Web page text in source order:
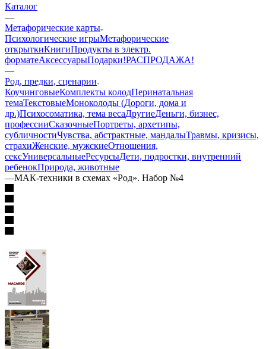
Каталог
—
Mетафорические карты
Психологические игрыМетафорические
открыткиКнигиПродукты в электр.
форматеАксессуарыПодарки!РАСПРОДАЖА!
—
Род, предки, сценарии
КоучинговыеКомплекты колодПеринатальная
темаТекстовыеМоноколоды (Дороги, дома и
др.)Психосоматика, тема весаДругиеДеньги, бизнес,
профессииСказочныеПортреты, архетипы,
субличностиЧувства, абстрактные, мандалыТравмы, кризисы,
страхиЖенские, мужскиеОтношения,
сексУниверсальныеРесурсыДети, подростки, внутренний
ребенокПрирода, животные
—МАК-техники в схемах «Род». Набор №4